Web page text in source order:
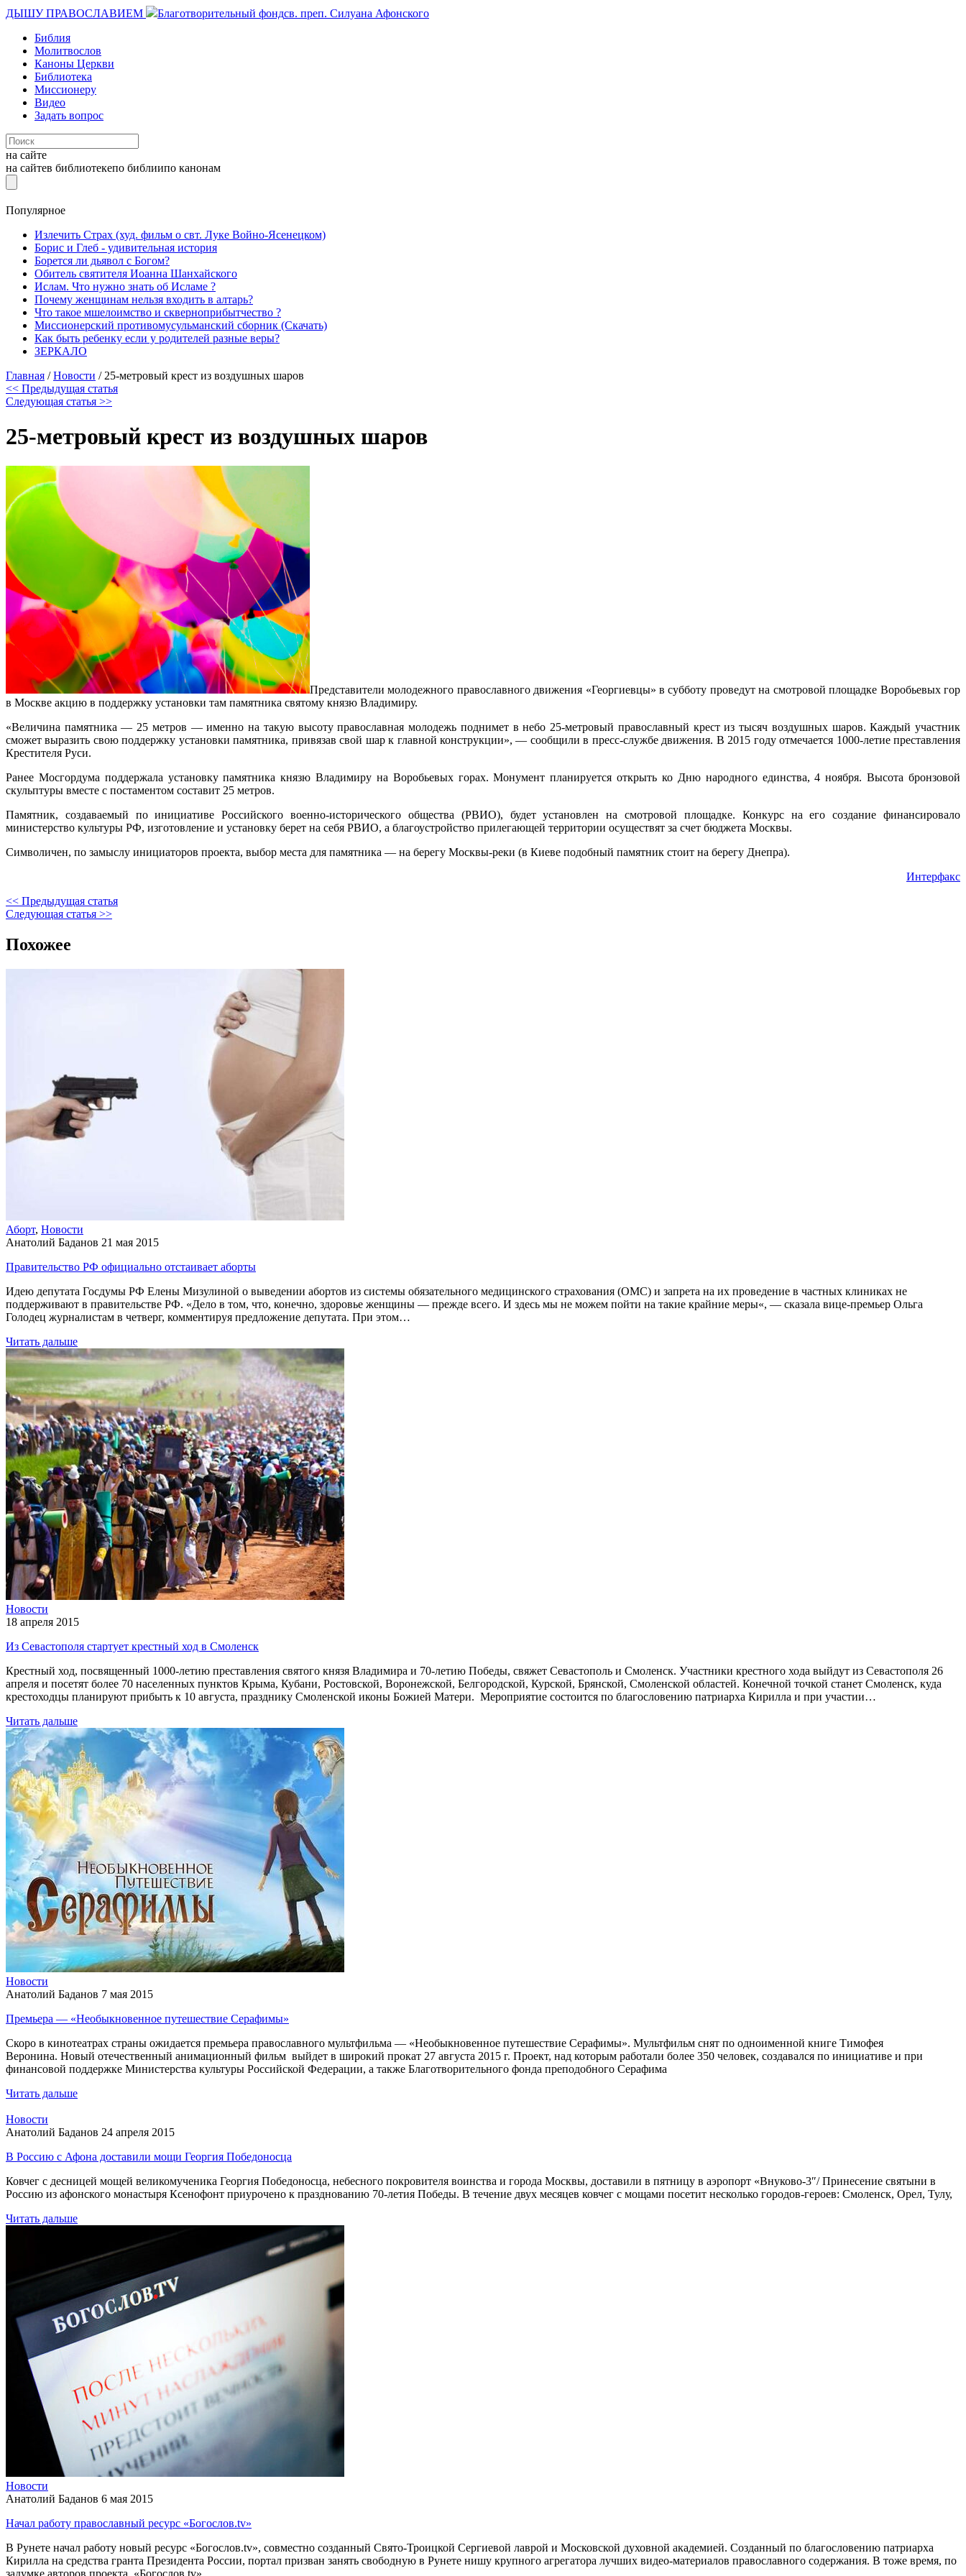
ДЫШУ ПРАВОСЛАВИЕМ Благотворительный фондсв. преп. Силуана Афонского
Библия
Молитвослов
Каноны Церкви
Библиотека
Миссионеру
Видео
Задать вопрос
на сайте
на сайтев библиотекепо библиипо канонам
Популярное
Излечить Страх (худ. фильм о свт. Луке Войно-Ясенецком)
Борис и Глеб - удивительная история
Борется ли дьявол с Богом?
Обитель святителя Иоанна Шанхайского
Ислам. Что нужно знать об Исламе ?
Почему женщинам нельзя входить в алтарь?
Что такое мшелоимство и скверноприбытчество ?
Миссионерский противомусульманский сборник (Скачать)
Как быть ребенку если у родителей разные веры?
ЗЕРКАЛО
Главная /Новости / 25-метровый крест из воздушных шаров
<< Предыдущая статья
Следующая статья >>
25-метровый крест из воздушных шаров
Представители молодежного православного движения «Георгиевцы» в субботу проведут на смотровой площадке Воробьевых гор
в Москве акцию в поддержку установки там памятника святому князю Владимиру.
«Величина памятника — 25 метров — именно на такую высоту православная молодежь поднимет в небо 25-метровый православный крест из тысяч воздушных шаров. Каждый участник
сможет выразить свою поддержку установки памятника, привязав свой шар к главной конструкции», — сообщили в пресс-службе движения. В 2015 году отмечается 1000-летие преставления
Крестителя Руси.
Ранее Мосгордума поддержала установку памятника князю Владимиру на Воробьевых горах. Монумент планируется открыть ко Дню народного единства, 4 ноября. Высота бронзовой
скульптуры вместе с постаментом составит 25 метров.
Памятник, создаваемый по инициативе Российского военно-исторического общества (РВИО), будет установлен на смотровой площадке. Конкурс на его создание финансировало
министерство культуры РФ, изготовление и установку берет на себя РВИО, а благоустройство прилегающей территории осуществят за счет бюджета Москвы.
Символичен, по замыслу инициаторов проекта, выбор места для памятника — на берегу Москвы-реки (в Киеве подобный памятник стоит на берегу Днепра).
Интерфакс
<< Предыдущая статья
Следующая статья >>
Похожее
Аборт, Новости
Анатолий Баданов 21 мая 2015
Правительство РФ официально отстаивает аборты
Идею депутата Госдумы РФ Елены Мизулиной о выведении абортов из системы обязательного медицинского страхования (ОМС) и запрета на их проведение в частных клиниках не
поддерживают в правительстве РФ. «Дело в том, что, конечно, здоровье женщины — прежде всего. И здесь мы не можем пойти на такие крайние меры«, — сказала вице-премьер Ольга
Голодец журналистам в четверг, комментируя предложение депутата. При этом…
Читать дальше
Новости
18 апреля 2015
Из Севастополя стартует крестный ход в Смоленск
Крестный ход, посвященный 1000-летию преставления святого князя Владимира и 70-летию Победы, свяжет Севастополь и Смоленск. Участники крестного хода выйдут из Севастополя 26
апреля и посетят более 70 населенных пунктов Крыма, Кубани, Ростовской, Воронежской, Белгородской, Курской, Брянской, Смоленской областей. Конечной точкой станет Смоленск, куда
крестоходцы планируют прибыть к 10 августа, празднику Смоленской иконы Божией Матери. Мероприятие состоится по благословению патриарха Кирилла и при участии…
Читать дальше
Новости
Анатолий Баданов 7 мая 2015
Премьера — «Необыкновенное путешествие Серафимы»
Скоро в кинотеатрах страны ожидается премьера православного мультфильма — «Необыкновенное путешествие Серафимы». Мультфильм снят по одноименной книге Тимофея
Веронина. Новый отечественный анимационный фильм выйдет в широкий прокат 27 августа 2015 г. Проект, над которым работали более 350 человек, создавался по инициативе и при
финансовой поддержке Министерства культуры Российской Федерации, а также Благотворительного фонда преподобного Серафима
Читать дальше
Новости
Анатолий Баданов 24 апреля 2015
В Россию с Афона доставили мощи Георгия Победоносца
Ковчег с десницей мощей великомученика Георгия Победоносца, небесного покровителя воинства и города Москвы, доставили в пятницу в аэропорт «Внуково-3″/ Принесение святыни в
Россию из афонского монастыря Ксенофонт приурочено к празднованию 70-летия Победы. В течение двух месяцев ковчег с мощами посетит несколько городов-героев: Смоленск, Орел, Тулу,
Читать дальше
Новости
Анатолий Баданов 6 мая 2015
Начал работу православный ресурс «Богослов.tv»
В Рунете начал работу новый ресурс «Богослов.tv», совместно созданный Свято-Троицкой Сергиевой лаврой и Московской духовной академией. Созданный по благословению патриарха
Кирилла на средства гранта Президента России, портал призван занять свободную в Рунете нишу крупного агрегатора лучших видео-материалов православного содержания. В тоже время, по
задумке авторов проекта, «Богослов.tv»